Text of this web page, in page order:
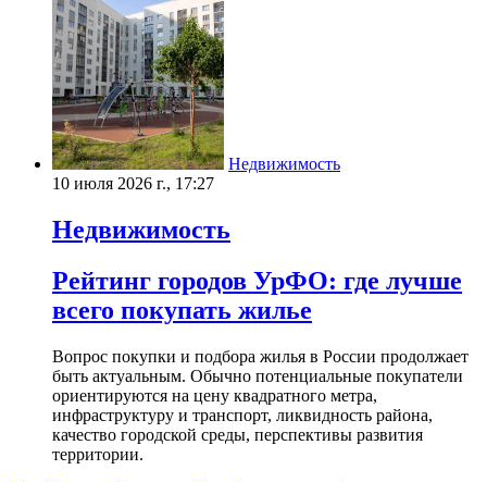
Недвижимость
10 июля 2026 г., 17:27
Недвижимость
Рейтинг городов УрФО: где лучше
всего покупать жилье
Вопрос покупки и подбора жилья в России продолжает
быть актуальным. Обычно потенциальные покупатели
ориентируются на цену квадратного метра,
инфраструктуру и транспорт, ликвидность района,
качество городской среды, перспективы развития
территории.